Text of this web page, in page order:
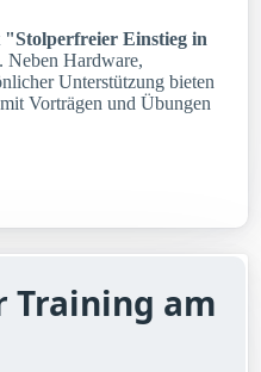
"Stolperfreier Einstieg in
. Neben Hardware,
Unterstützung bieten
Vorträgen und Übungen
Training am